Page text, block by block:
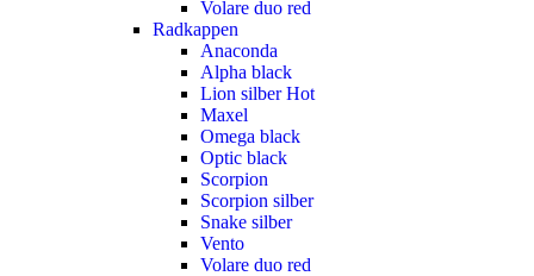
Volare duo red
Radkappen
Anaconda
Alpha black
Lion silberHot
Maxel
Omega black
Optic black
Scorpion
Scorpion silber
Snake silber
Vento
Volare duo red